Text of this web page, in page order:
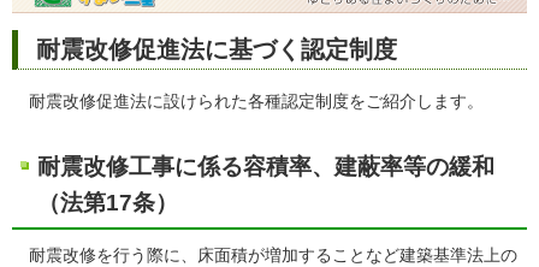
耐震改修促進法に基づく認定制度
耐震改修促進法に設けられた各種認定制度をご紹介します。
耐震改修工事に係る容積率、建蔽率等の緩和
（法第17条）
耐震改修を行う際に、床面積が増加することなど建築基準法上の